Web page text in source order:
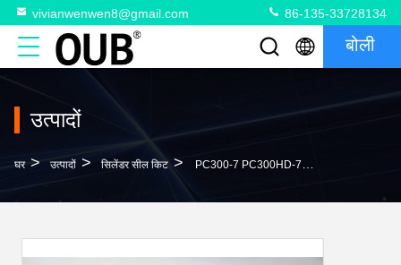
vivianwenwen8@gmail.com 86-135-33728134
बोली
उत्पादों
घर > उत्पादों > सिलेंडर सील किट > PC300-7 PC300HD-7L PC300LC-7L 707-99-58080 707-99-58090 के लिए 707-99-67090 एक्सावेटर आर्म बाल्टी सिलेंडर सील किट